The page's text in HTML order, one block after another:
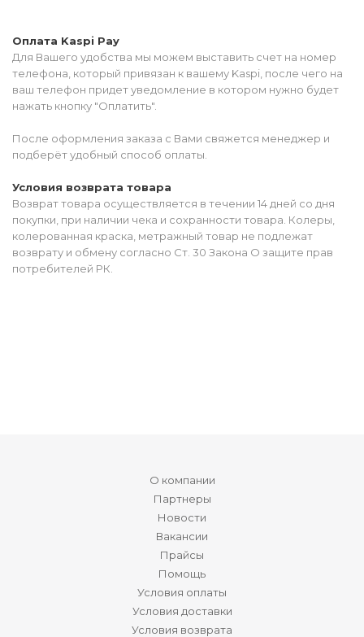
Оплата Kaspi Pay
Для Вашего удобства мы можем выставить счет на номер
телефона, который привязан к вашему Kaspi, после чего на
ваш телефон придет уведомление в котором нужно будет
нажать кнопку "Оплатить".
После оформления заказа с Вами свяжется менеджер и
подберёт удобный способ оплаты.
Условия возврата товара
Возврат товара осуществляется в течении 14 дней со дня
покупки, при наличии чека и сохранности товара. Колеры,
колерованная краска, метражный товар не подлежат
возврату и обмену согласно Ст. 30 Закона О защите прав
потребителей РК.
О компании
Партнеры
Новости
Вакансии
Прайсы
Помощь
Условия оплаты
Условия доставки
Условия возврата